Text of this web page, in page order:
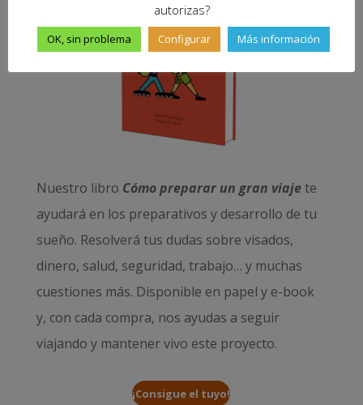
Nuestro libro Cómo preparar un gran viajete
ayudará en los preparativos y desarrollo de tu
sueño. Resolverá tus dudas sobre visados,
dinero, salud, seguridad, trabajo… y muchas
cuestiones más. Disponible en papel y e-book
y, con cada compra, nos ayudas a seguir
viajando y mantener vivo este proyecto.
¡Consigue el tuyo!
autorizas?
OK, sin problema Configurar Más información